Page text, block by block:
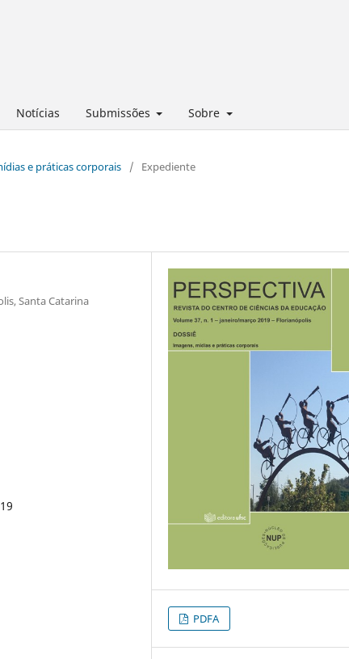
Notícias Submissões Sobre
e práticas corporais / Expediente
Santa Catarina
PDFA